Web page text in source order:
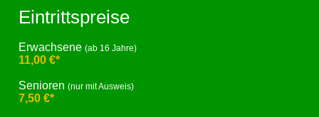
Eintrittspreise
Erwachsene(ab 16 Jahre)
11,00 €*
Senioren(nur mit Ausweis)
7,50 €*